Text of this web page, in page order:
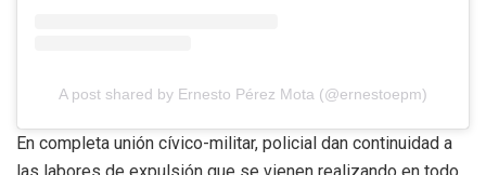
A post shared by Ernesto Pérez Mota (@ernestoepm)
En completa unión cívico-militar, policial dan continuidad a
las labores de expulsión que se vienen realizando en todo